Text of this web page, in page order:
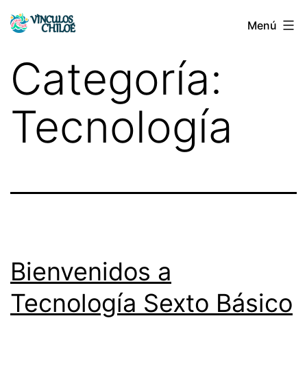
Saltar
contenido
Vínculos
Menú
Categoría:
Tecnología
Bienvenidos a
Tecnología Sexto Básico